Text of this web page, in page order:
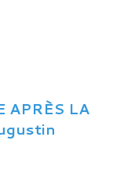
APRÈS LA